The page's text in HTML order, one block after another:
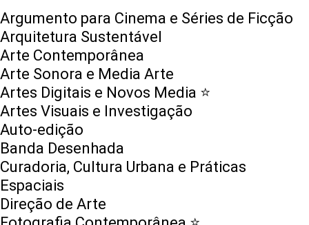
Argumento para Cinema e Séries de Ficção
Arquitetura Sustentável
Arte Contemporânea
Arte Sonora e Media Arte
Artes Digitais e Novos Media ⭐️
Artes Visuais e Investigação
Auto-edição
Banda Desenhada
Curadoria, Cultura Urbana e Práticas
Espaciais
Direção de Arte